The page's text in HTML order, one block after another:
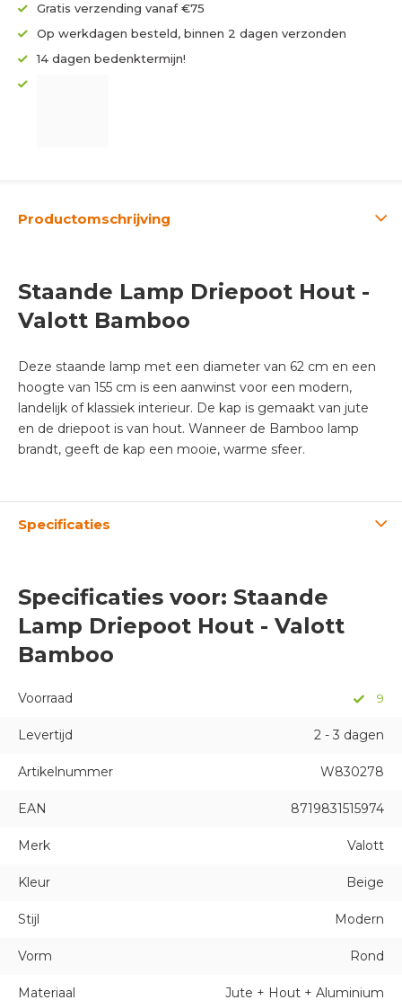
Gratis verzending vanaf €75
Op werkdagen besteld, binnen 2 dagen verzonden
14 dagen bedenktermijn!
Productomschrijving
Staande Lamp Driepoot Hout -
Valott Bamboo
Deze staande lamp met een diameter van 62 cm en een
hoogte van 155 cm is een aanwinst voor een modern,
landelijk of klassiek interieur. De kap is gemaakt van jute
en de driepoot is van hout. Wanneer de Bamboo lamp
brandt, geeft de kap een mooie, warme sfeer.
Specificaties
Specificaties voor: Staande
Lamp Driepoot Hout - Valott
Bamboo
Voorraad 9
Levertijd 2 - 3 dagen
Artikelnummer W830278
EAN 8719831515974
Merk Valott
Kleur Beige
Stijl Modern
Vorm Rond
Materiaal Jute + Hout + Aluminium